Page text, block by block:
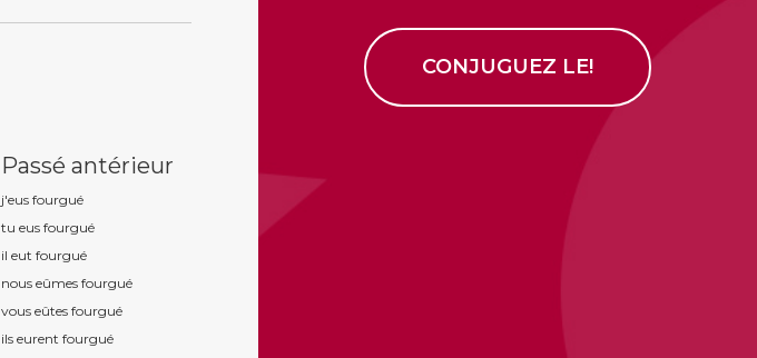
Passé antérieur
j'eus fourgué
tu eus fourgué
il eut fourgué
nous eûmes fourgué
vous eûtes fourgué
ils eurent fourgué